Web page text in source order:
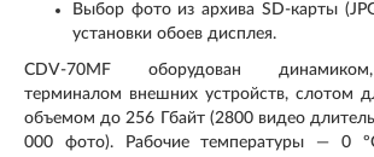
Выбор фото из архива SD-карты
установки обоев дисплея.
CDV-70MF оборудован
терминалом внешних устройств, слотом
объемом до 256 Гбайт (2800 видео
000 фото). Рабочие температуры — 0